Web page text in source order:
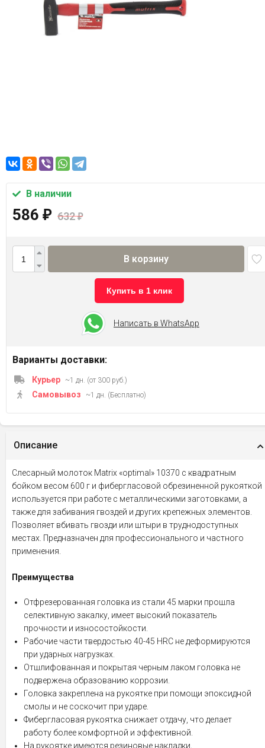
В наличии
586 ₽ 632₽
В корзину
Купить в 1 клик
Написать в WhatsApp
Варианты доставки:
Курьер ~1 дн. (от 300 руб.)
Самовывоз ~1 дн. (Бесплатно)
Описание
Слесарный молоток Matrix «optimal» 10370 с квадратным
бойком весом 600 г и фибергласовой обрезиненной рукояткой
используется при работе с металлическими заготовками, а
также для забивания гвоздей и других крепежных элементов.
Позволяет вбивать гвозди или штыри в труднодоступных
местах. Предназначен для профессионального и частного
применения.
Преимущества
Отфрезерованная головка из стали 45 марки прошла
селективную закалку, имеет высокий показатель
прочности и износостойкости.
Рабочие части твердостью 40-45 HRC не деформируются
при ударных нагрузках.
Отшлифованная и покрытая черным лаком головка не
подвержена образованию коррозии.
Головка закреплена на рукоятке при помощи эпоксидной
смолы и не соскочит при ударе.
Фибергласовая рукоятка снижает отдачу, что делает
работу более комфортной и эффективной.
На рукоятке имеются резиновые накладки,